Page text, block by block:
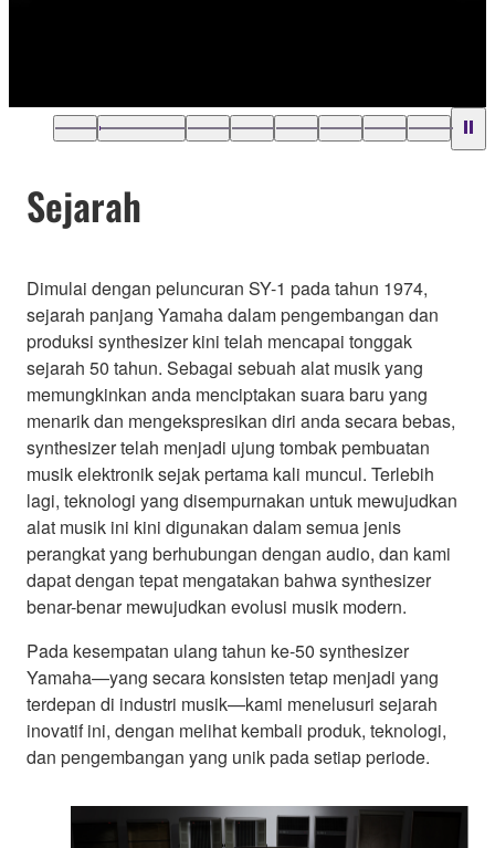
Sejarah
Dimulai dengan peluncuran SY-1 pada tahun 1974,
sejarah panjang Yamaha dalam pengembangan dan
produksi synthesizer kini telah mencapai tonggak
sejarah 50 tahun. Sebagai sebuah alat musik yang
memungkinkan anda menciptakan suara baru yang
menarik dan mengekspresikan diri anda secara bebas,
synthesizer telah menjadi ujung tombak pembuatan
musik elektronik sejak pertama kali muncul. Terlebih
lagi, teknologi yang disempurnakan untuk mewujudkan
alat musik ini kini digunakan dalam semua jenis
perangkat yang berhubungan dengan audio, dan kami
dapat dengan tepat mengatakan bahwa synthesizer
benar-benar mewujudkan evolusi musik modern.
Pada kesempatan ulang tahun ke-50 synthesizer
Yamaha—yang secara konsisten tetap menjadi yang
terdepan di industri musik—kami menelusuri sejarah
inovatif ini, dengan melihat kembali produk, teknologi,
dan pengembangan yang unik pada setiap periode.